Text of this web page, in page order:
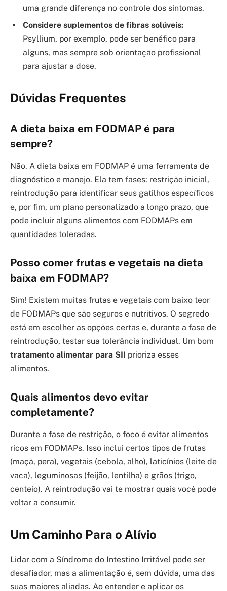
uma grande diferença no controle dos sintomas.
Considere suplementos de fibras solúveis:
Psyllium, por exemplo, pode ser benéfico para
alguns, mas sempre sob orientação profissional
para ajustar a dose.
Dúvidas Frequentes
A dieta baixa em FODMAP é para
sempre?
Não. A dieta baixa em FODMAP é uma ferramenta de
diagnóstico e manejo. Ela tem fases: restrição inicial,
reintrodução para identificar seus gatilhos específicos
e, por fim, um plano personalizado a longo prazo, que
pode incluir alguns alimentos com FODMAPs em
quantidades toleradas.
Posso comer frutas e vegetais na dieta
baixa em FODMAP?
Sim! Existem muitas frutas e vegetais com baixo teor
de FODMAPs que são seguros e nutritivos. O segredo
está em escolher as opções certas e, durante a fase de
reintrodução, testar sua tolerância individual. Um bom
tratamento alimentar para SII prioriza esses
alimentos.
Quais alimentos devo evitar
completamente?
Durante a fase de restrição, o foco é evitar alimentos
ricos em FODMAPs. Isso inclui certos tipos de frutas
(maçã, pera), vegetais (cebola, alho), laticínios (leite de
vaca), leguminosas (feijão, lentilha) e grãos (trigo,
centeio). A reintrodução vai te mostrar quais você pode
voltar a consumir.
Um Caminho Para o Alívio
Lidar com a Síndrome do Intestino Irritável pode ser
desafiador, mas a alimentação é, sem dúvida, uma das
suas maiores aliadas. Ao entender e aplicar os